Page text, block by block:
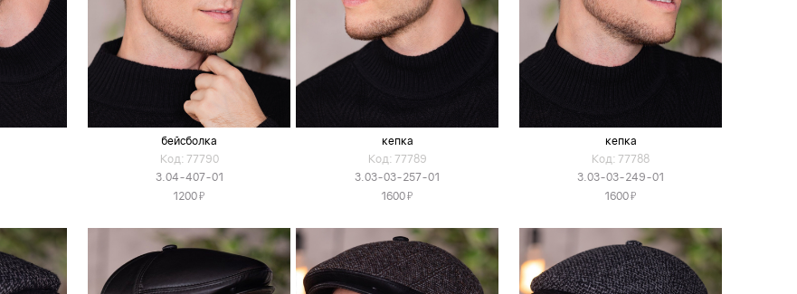
бейсболка
Код: 77790
3.04-407-01
1200Я
кепка
Код: 77789
3.03-03-257-01
1600Я
кепка
Код: 77788
3.03-03-249-01
1600Я